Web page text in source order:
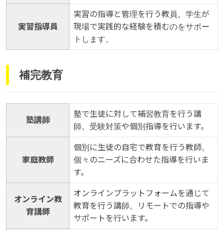
実習指導員
実習の指導と管理を行う教員。学生が
現場で実践的な経験を積むのをサポー
トします。
補完教育
塾講師
塾で生徒に対して補習教育を行う講
師。受験対策や個別指導を行います。
家庭教師
個別に生徒の自宅で教育を行う教師。
個々のニーズに合わせた指導を行いま
す。
オンライン教
育講師
オンラインプラットフォームを通じて
教育を行う講師。リモートでの指導や
サポートを行います。